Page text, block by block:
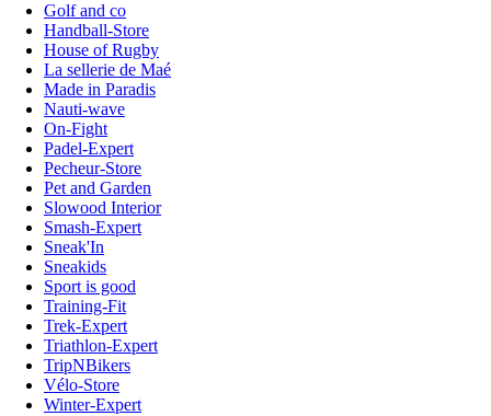
Golf and co
Handball-Store
House of Rugby
La sellerie de Maé
Made in Paradis
Nauti-wave
On-Fight
Padel-Expert
Pecheur-Store
Pet and Garden
Slowood Interior
Smash-Expert
Sneak'In
Sneakids
Sport is good
Training-Fit
Trek-Expert
Triathlon-Expert
TripNBikers
Vélo-Store
Winter-Expert